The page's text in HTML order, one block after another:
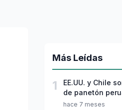
Más Leídas
1
EE.UU. y Chile
de panetón
hace 7 meses